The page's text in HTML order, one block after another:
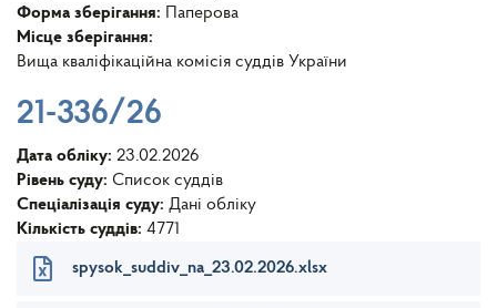
Форма зберігання:
Паперова
Місце зберігання:
Вища кваліфікаційна комісія суддів України
21-336/26
Дата обліку: 23.02.2026
Рівень суду: Список суддів
Спеціалізація суду: Дані обліку
Кількість суддів: 4771
spysok_suddiv_na_23.02.2026.xlsx